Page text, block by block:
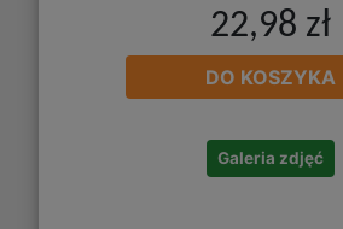
22,98 zł
DO KOSZYKA
Galeria zdjęć